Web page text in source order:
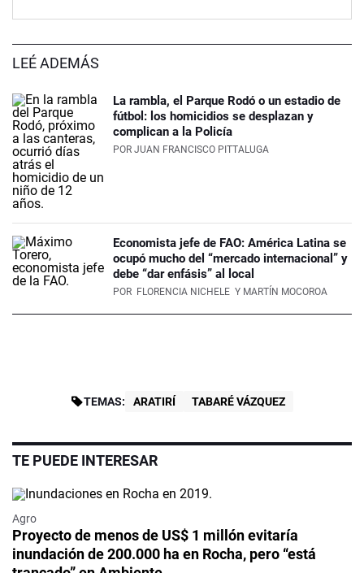
LEÉ ADEMÁS
La rambla, el Parque Rodó o un estadio de
fútbol: los homicidios se desplazan y
complican a la Policía
POR JUAN FRANCISCO PITTALUGA
Economista jefe de FAO: América Latina se
ocupó mucho del “mercado internacional” y
debe “dar enfásis” al local
POR FLORENCIA NICHELE Y MARTÍN MOCOROA
TEMAS: ARATIRÍ TABARÉ VÁZQUEZ
TE PUEDE INTERESAR
Agro
Proyecto de menos de US$ 1 millón evitaría
inundación de 200.000 ha en Rocha, pero “está